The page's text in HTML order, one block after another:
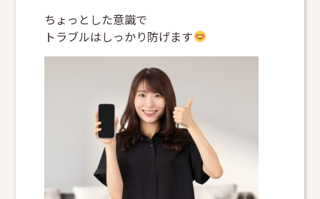
ちょっとした意識で
トラブルはしっかり防げます